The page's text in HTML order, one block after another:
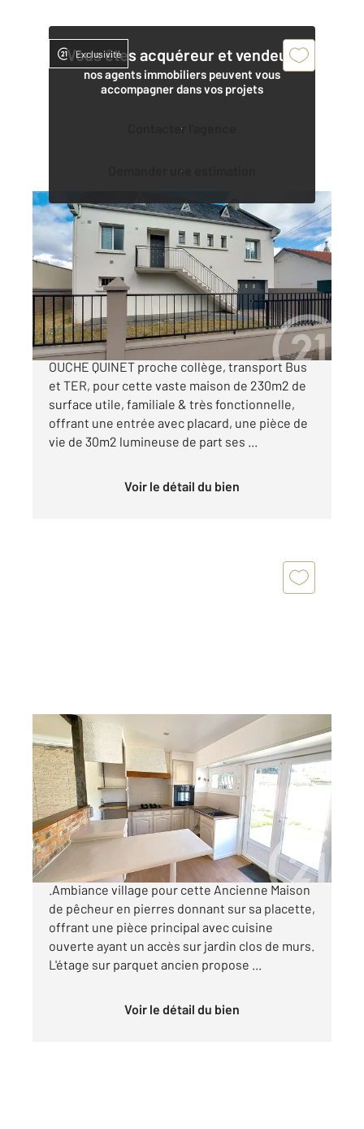
Vous êtes acquéreur et vendeur,
nos agents immobiliers peuvent vous
accompagner dans vos projets
Contacter l'agence
Demander une estimation
Exclusivité
ST SEBASTIEN SUR LOIRE 44
139,18 m
2, 6 pièces
Ref : 99113
Maison à vendre
392 600 €
SAINT SEBASTIEN SUR LOIRE QUARTIER
OUCHE QUINET proche collège, transport Bus
et TER, pour cette vaste maison de 230m2 de
surface utile, familiale & très fonctionnelle,
offrant une entrée avec placard, une pièce de
vie de 30m2 lumineuse de part ses ...
Voir le détail du bien
ST SEBASTIEN SUR LOIRE 44
63 m2 , 3 pièces
Ref : 104203
Maison à vendre
233 400 €
SAINT SEBASTIEN SUR LOIRE CENTRE
.Ambiance village pour cette Ancienne Maison
de pêcheur en pierres donnant sur sa placette,
offrant une pièce principal avec cuisine
ouverte ayant un accès sur jardin clos de murs.
L'étage sur parquet ancien propose ...
Voir le détail du bien